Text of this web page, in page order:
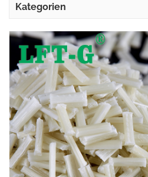
Kategorien